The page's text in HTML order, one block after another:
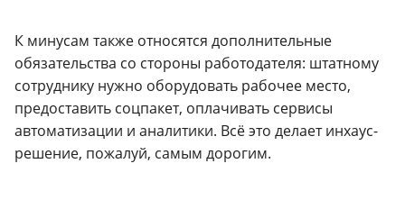
К минусам также относятся дополнительные
обязательства со стороны работодателя: штатному
сотруднику нужно оборудовать рабочее место,
предоставить соцпакет, оплачивать сервисы
автоматизации и аналитики. Всё это делает инхаус-
решение, пожалуй, самым дорогим.